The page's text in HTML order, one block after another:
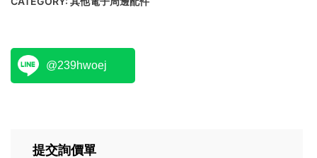
@239hwoej
提交詢價單